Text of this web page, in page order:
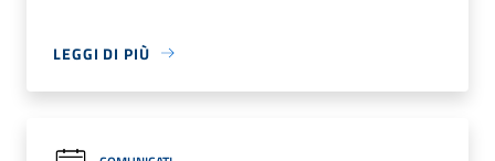
LEGGI DI PIÙ